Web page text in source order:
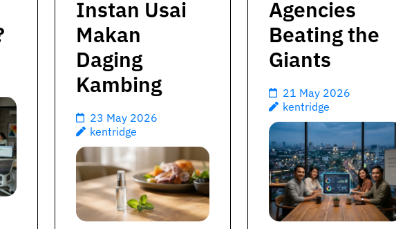
Instan Usai
Makan
Daging
Kambing
23 May 2026
kentridge
Agencies
Beating the
Giants
21 May 2026
kentridge